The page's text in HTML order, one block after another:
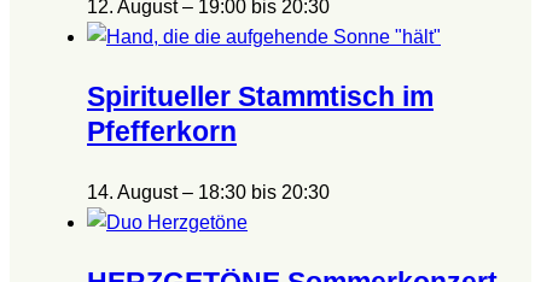
12. August – 19:00 bis 20:30
Spiritueller Stammtisch im
Pfefferkorn
14. August – 18:30 bis 20:30